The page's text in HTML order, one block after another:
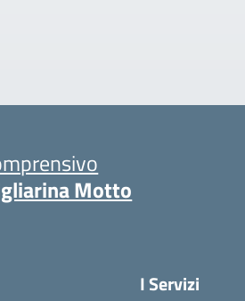
Motto
I Servizi